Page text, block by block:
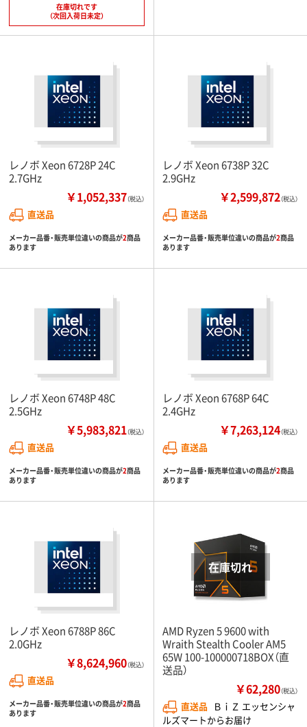
在庫切れです
（次回入荷日未定）
レノボ Xeon 6728P 24C
2.7GHz
￥1,052,337（税込）
直送品
メーカー品番・販売単位違いの商品が2商品
あります
レノボ Xeon 6738P 32C
2.9GHz
￥2,599,872（税込）
直送品
メーカー品番・販売単位違いの商品が2商品
あります
レノボ Xeon 6748P 48C
2.5GHz
￥5,983,821（税込）
直送品
メーカー品番・販売単位違いの商品が2商品
あります
レノボ Xeon 6768P 64C
2.4GHz
￥7,263,124（税込）
直送品
メーカー品番・販売単位違いの商品が2商品
あります
レノボ Xeon 6788P 86C
2.0GHz
￥8,624,960（税込）
直送品
メーカー品番・販売単位違いの商品が2商品
あります
AMD Ryzen 5 9600 with
Wraith Stealth Cooler AM5
65W 100-100000718BOX（直
送品）
￥62,280（税込）
直送品
ＢｉＺ エッセンシャ
ルズマートからお届け